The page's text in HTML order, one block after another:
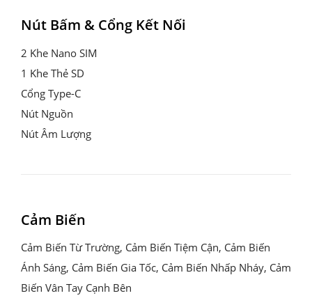
Nút Bấm & Cổng Kết Nối
2 Khe Nano SIM
1 Khe Thẻ SD
Cổng Type-C
Nút Nguồn
Nút Âm Lượng
Cảm Biến
Cảm Biến Từ Trường, Cảm Biến Tiệm Cận, Cảm Biến
Ánh Sáng, Cảm Biến Gia Tốc, Cảm Biến Nhấp Nháy, Cảm
Biến Vân Tay Cạnh Bên